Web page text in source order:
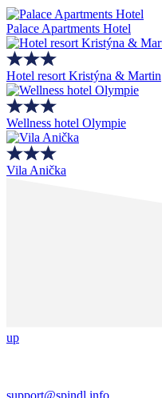
Palace Apartments Hotel
Hotel resort Kristýna & Martin
Wellness hotel Olympie
Vila Anička
up